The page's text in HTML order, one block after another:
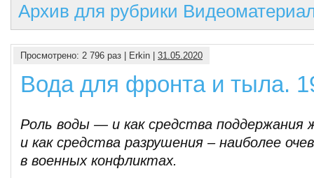
Архив для рубрики
Просмотрено: 2 796 раз | Erkin | 31.05.2020
Вода для фронта и тыла.
Роль воды — и как средства поддержания
и как средства разрушения – наиболее
в военных конфликтах.